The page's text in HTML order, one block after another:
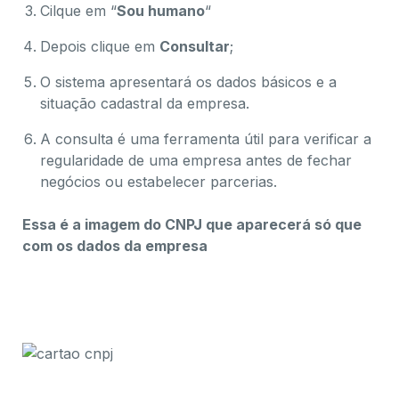
Cilque em “Sou humano“
Depois clique em Consultar;
O sistema apresentará os dados básicos e a
situação cadastral da empresa.
A consulta é uma ferramenta útil para verificar a
regularidade de uma empresa antes de fechar
negócios ou estabelecer parcerias.
Essa é a imagem do CNPJ que aparecerá só que
com os dados da empresa